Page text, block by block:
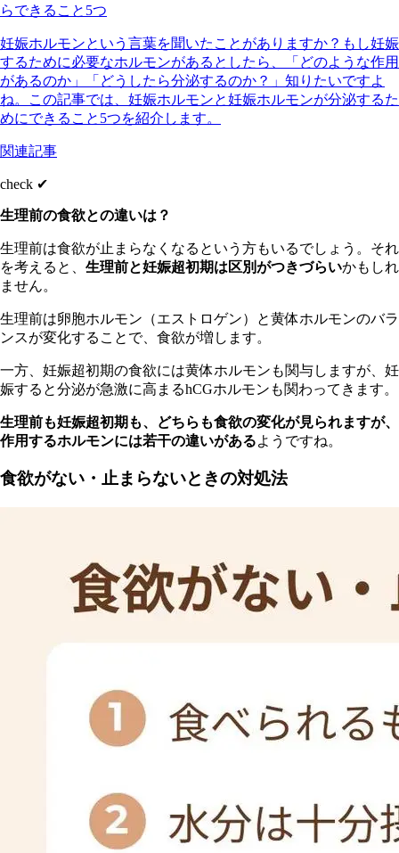
らできること5つ
妊娠ホルモンという言葉を聞いたことがありますか？もし妊娠
するために必要なホルモンがあるとしたら、「どのような作用
があるのか」「どうしたら分泌するのか？」知りたいですよ
ね。この記事では、妊娠ホルモンと妊娠ホルモンが分泌するた
めにできること5つを紹介します。
関連記事
check ✔︎
生理前の食欲との違いは？
生理前は食欲が止まらなくなるという方もいるでしょう。それ
を考えると、 生理前と妊娠超初期は区別がつきづらいかもしれ
ません。
生理前は卵胞ホルモン（エストロゲン）と黄体ホルモンのバラ
ンスが変化することで、食欲が増します。
一方、妊娠超初期の食欲には黄体ホルモンも関与しますが、妊
娠すると分泌が急激に高まるhCGホルモンも関わってきます。
生理前も妊娠超初期も、どちらも食欲の変化が見られますが、
作用するホルモンには若干の違いがあるようですね。
食欲がない・止まらないときの対処法